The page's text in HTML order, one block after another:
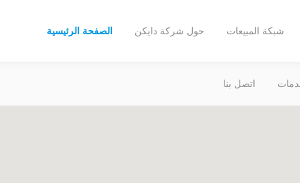
الصفحة الرئيسية حول شركة دايكن شبكة المبيعات
اتصل بنا